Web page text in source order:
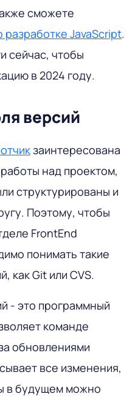
сможете
разработке JavaScript.
сейчас, чтобы
в 2024 году.
версий
заинтересована
над проектом,
структурированы и
Поэтому, чтобы
FrontEnd
понимать такие
как Git или CVS.
- это программный
команде
обновлениями
все изменения,
в будущем можно